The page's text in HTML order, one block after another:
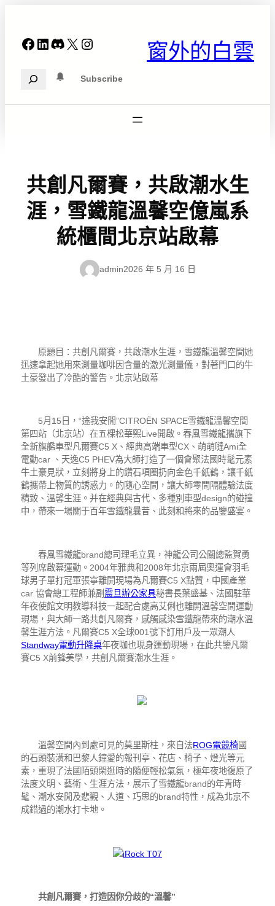
Facebook
LinkedIn
Discord
X Instagram 窗外的白雲
Search Subscribe
共創凡爾賽，共啟潮水生
涯，雪鐵龍溫馨空億嵐系
統櫃間北京站啟幕
admin2026 年 5 月 16 日
原題目：共創凡爾賽，共啟潮水生涯，雪鐵龍溫馨空間她
迅速拿起她用來測量咖啡因含量的激光測量儀，對著門口的牛
土豪發出了冷酷的警告。北京站啟幕
5月15日，“途我安閒”CITROËN SPACE雪鐵龍溫馨空間
第四站（北京站）在五棵松華熙Live開啟。春風雪鐵龍攜旗下
全新旗艦車型凡爾賽C5 X、經典高端車型CX、萌萌噠Ami全
電動car 、天逸C5 PHEV為大師打造了一個會聚法國時髦元素
牛土豪見狀，立刻將身上的鑽石項圈扔向金色千紙鶴，讓千紙
鶴攜帶上物質的誘惑力。的隨心空間，讓大師零間隔體驗法度
精致、溫馨生涯。并在經典與古代、多種別車型design的碰撞
中，帶來一場關于百年雪鐵龍曩昔、此刻和將來的品鑒盛宴。
春風雪鐵龍brand總司理毛立異，神龍公司公關總監賀勇
等列席啟幕運動。2004年雅典和2008年北京兩屆奧運會羽毛
球男子單打冠軍張寧離開現場為凡爾賽C5 X點贊，中國產業
car 協會總工程師兼副 震旦辦公家具秘書長葉盛基、法國駐華
年夜使館文明教導科技一起配合處高艾俐也離開溫馨空間運動
現場，與大師一路共創凡爾賽，感觸感染雪鐵龍帶來的潮水溫
馨生涯方法。凡爾賽C5 X全球001號下訂用戶及一眾潮人
Standway電動升降桌年夜咖也現身運動現場，在此共鑒凡爾
賽C5 X前鋒美學，共創凡爾賽潮水生涯。
溫馨空間內到處可見的莫里斯柱，來自法ROG電競椅國
的石頭裝潢和巴黎人鐘愛的報刊亭、花店、椅子、燈光等元
素，重現了法國陌頭閑逛時的隨便輕松氣氛，極年夜地復原了
法度文明、藝術、生涯方法，展示了雪鐵龍brand的年青時
髦、潮水安閒及悲觀、人道、巧思的brand特性，成為北京不
成錯過的潮水打卡地。
iRock T07
共創凡爾賽，打造因你分歧的“溫馨”